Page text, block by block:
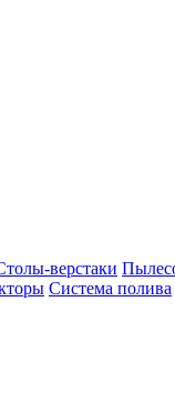
верстаки
Система полива